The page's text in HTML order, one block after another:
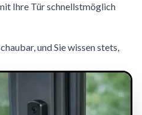
Ihre Tür schnellstmöglich
und Sie wissen stets,